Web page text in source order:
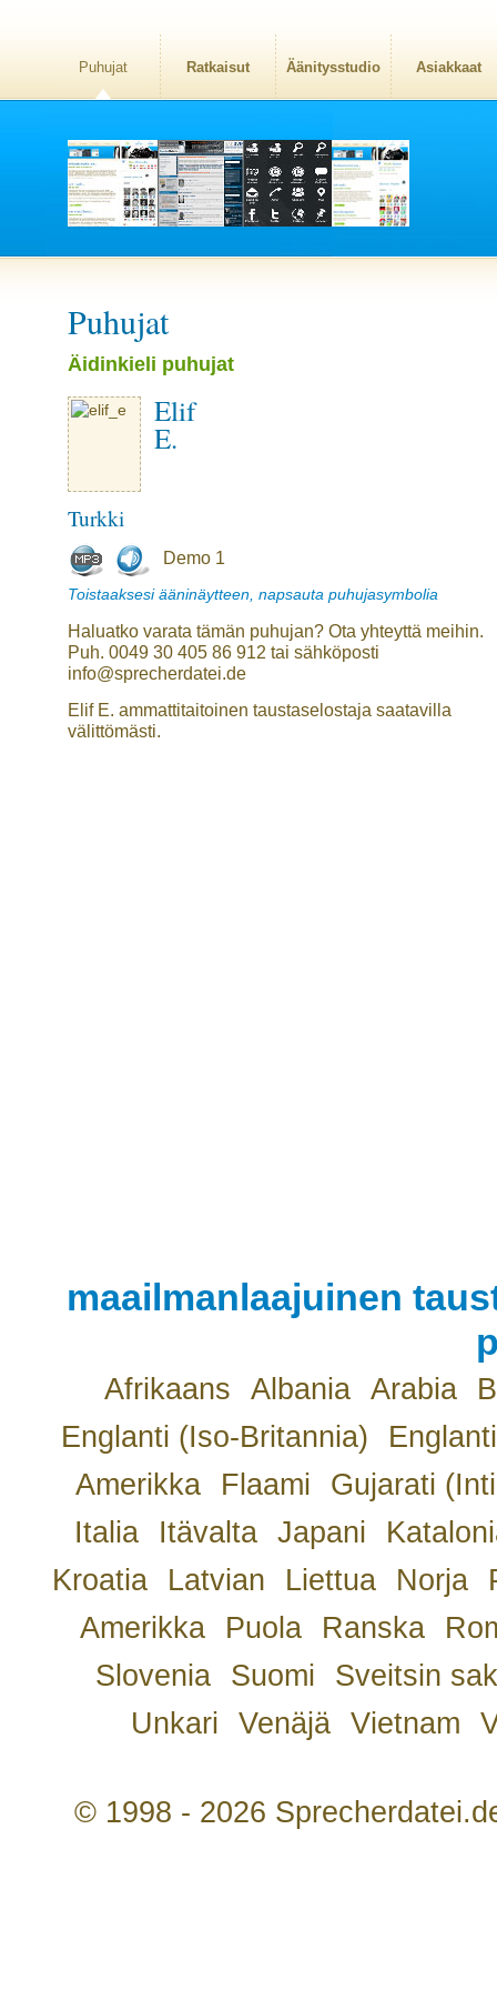
Puhujat Ratkaisut Äänitysstudio Asiakkaat
Puhujat
Äidinkieli puhujat
Elif
E.
Turkki
Demo 1
Toistaaksesi ääninäytteen, napsauta puhujasymbolia
Haluatko varata tämän puhujan? Ota yhteyttä meihin.
Puh. 0049 30 405 86 912 tai sähköposti
info@sprecherdatei.de
Elif E. ammattitaitoinen taustaselostaja saatavilla
välittömästi.
maailmanlaajuinen
Afrikaans Albania Arabia
Englanti (Iso-Britannia)
Amerikka
Flaami
Gujarati
Italia
Itävalta Japani
Kroatia
Latvian Liettua Norja
Amerikka
Puola Ranska
Slovenia
Suomi
Sveitsin
Unkari
Venäjä Vietnam
© 1998 - 2026